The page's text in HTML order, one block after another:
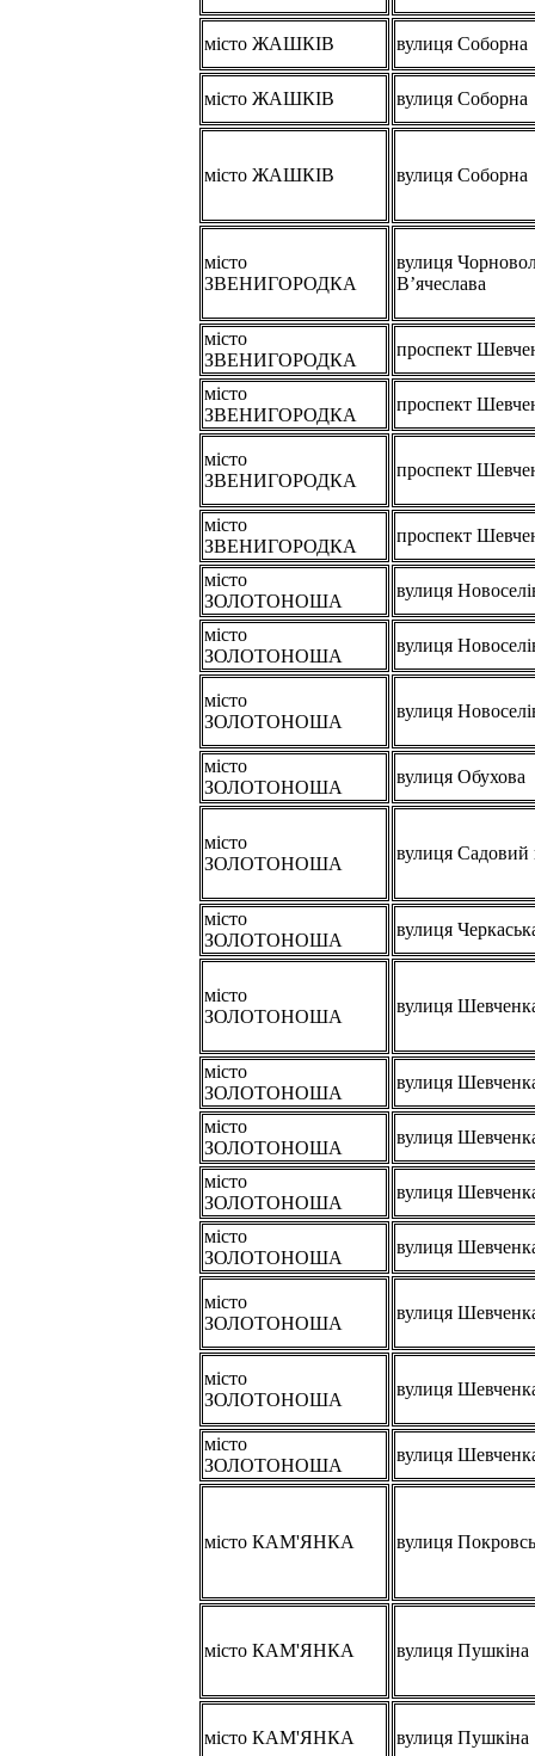
місто ЖАШКІВ вулиця Соборна
місто ЖАШКІВ вулиця Соборна
місто ЖАШКІВ вулиця Соборна
місто
ЗВЕНИГОРОДКА
вулиця
В’ячеслава
місто
ЗВЕНИГОРОДКА
проспект
місто
ЗВЕНИГОРОДКА
проспект
місто
ЗВЕНИГОРОДКА
проспект
місто
ЗВЕНИГОРОДКА
проспект
місто
ЗОЛОТОНОША
вулиця
місто
ЗОЛОТОНОША
вулиця
місто
ЗОЛОТОНОША
вулиця
місто
ЗОЛОТОНОША
вулиця Обухова
місто
ЗОЛОТОНОША
вулиця Садовий
місто
ЗОЛОТОНОША
вулиця
місто
ЗОЛОТОНОША
вулиця
місто
ЗОЛОТОНОША
вулиця
місто
ЗОЛОТОНОША
вулиця
місто
ЗОЛОТОНОША
вулиця
місто
ЗОЛОТОНОША
вулиця
місто
ЗОЛОТОНОША
вулиця
місто
ЗОЛОТОНОША
вулиця
місто
ЗОЛОТОНОША
вулиця
місто КАМ'ЯНКА вулиця
місто КАМ'ЯНКА вулиця Пушкіна
місто КАМ'ЯНКА вулиця Пушкіна